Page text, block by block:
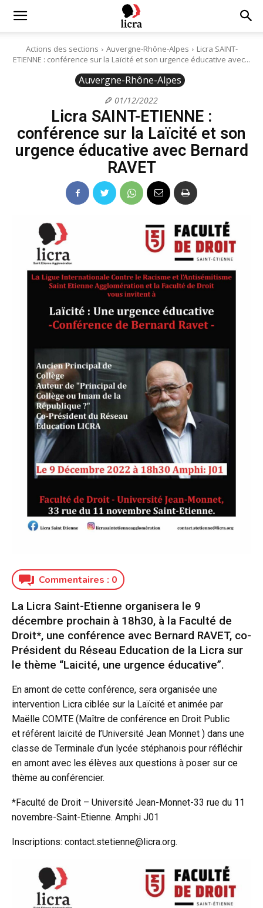
Licra
Actions des sections Auvergne-Rhône-Alpes
Licra SAINT-
ETIENNE : conférence sur la Laïcité et son urgence éducative avec...
Auvergne-Rhône-Alpes
01/12/2022
Licra SAINT-ETIENNE :
conférence sur la Laïcité et son
urgence éducative avec Bernard
RAVET
Commentaires : 0
La Licra Saint-Etienne organisera le 9
décembre prochain à 18h30, à la Faculté de
Droit*, une conférence avec Bernard RAVET, co-
Président du Réseau Education de la Licra sur
le thème “Laicité, une urgence éducative”.
En amont de cette conférence, sera organisée une
intervention Licra ciblée sur la Laïcité et animée par
Maëlle COMTE (Maître de conférence en Droit Public
et référent laïcité de l’Université Jean Monnet ) dans une
classe de Terminale d’un lycée stéphanois pour réfléchir
en amont avec les élèves aux questions à poser sur ce
thème au conférencier.
*Faculté de Droit – Université Jean-Monnet-33 rue du 11
novembre-Saint-Etienne. Amphi J01
Inscriptions: contact.stetienne@licra.org.